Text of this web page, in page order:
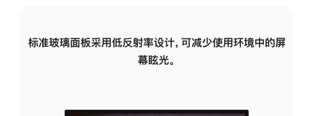
标准玻璃面板采用低反射率设计，可减少使用环境中的屏
幕眩光。